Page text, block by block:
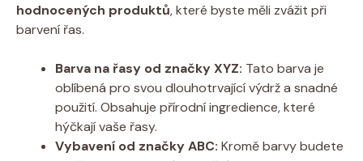
hodnocených produktů, které byste měli zvážit při
barvení řas.
Barva na řasy od značky XYZ: Tato barva je
oblíbená pro svou dlouhotrvající výdrž a snadné
použití. Obsahuje přírodní ingredience, které
hýčkají vaše řasy.
Vybavení od značky ABC: Kromě barvy budete